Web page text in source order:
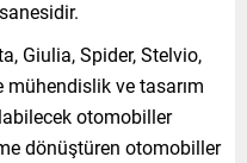
Giulia, Spider, Stelvio,
ve tasarım
otomobiller
dönüştüren otomobiller